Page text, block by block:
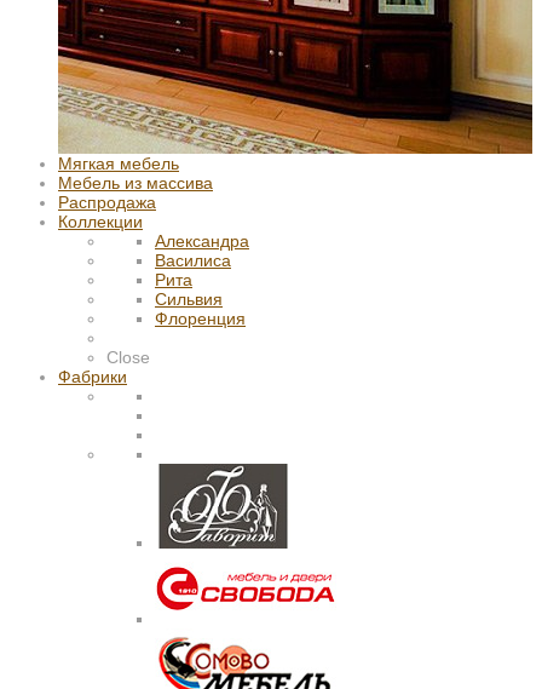
Мягкая мебель
Мебель из массива
Распродажа
Коллекции
Александра
Василиса
Рита
Сильвия
Флоренция
Close
Фабрики